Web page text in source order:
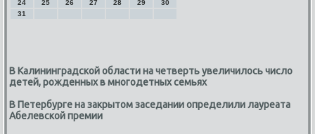
24
25 26 27 28 29
30
31
В Калининградской области на четверть увеличилось число
детей, рожденных в многодетных семьях
В Петербурге на закрытом заседании определили лауреата
Абелевской премии